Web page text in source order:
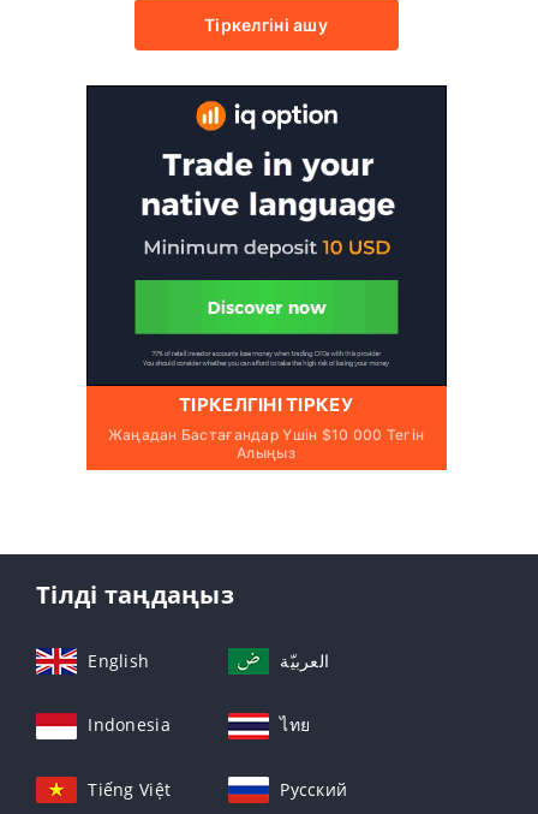
Тіркелгіні ашу
ТІРКЕЛГІНІ ТІРКЕУ
Жаңадан Бастағандар Үшін $10 000 Тегін
Алыңыз
Тілді таңдаңыз
English العربيّة
Indonesia ไทย
Tiếng Việt Русский